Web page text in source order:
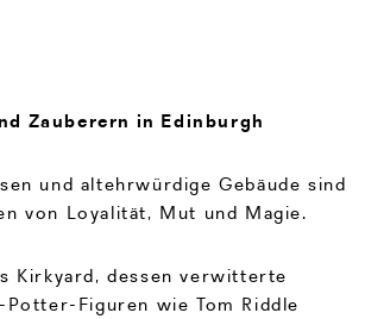
Zauberern in Edinburgh
und altehrwürdige Gebäude sind
von Loyalität, Mut und Magie.
Kirkyard, dessen verwitterte
Figuren wie Tom Riddle